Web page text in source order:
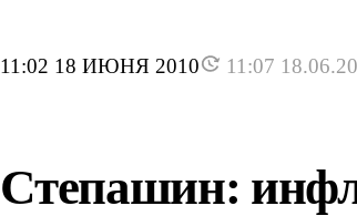
11:02 18 ИЮНЯ 2010 11:07
Степашин: